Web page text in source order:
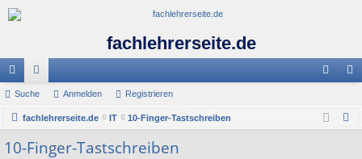
fachlehrerseite.de
ch
ne
llz
or
en m ist
Suche Anmelden Registrieren
fachlehrerseite.de IT 10-Finger-Tastschreiben
10-Finger-Tastschreiben